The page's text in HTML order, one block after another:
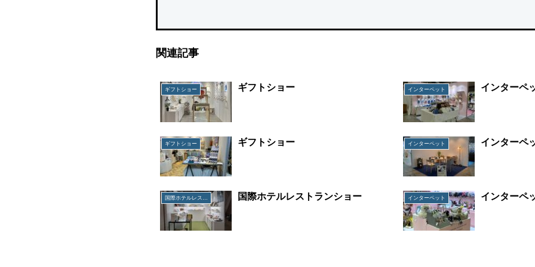
関連記事
ギフトショー ギフトショー インターペット インターペ
ギフトショー ギフトショー インターペット インターペ
国際ホテルレストランショー 国際ホテルレストランショー インターペット インターペ